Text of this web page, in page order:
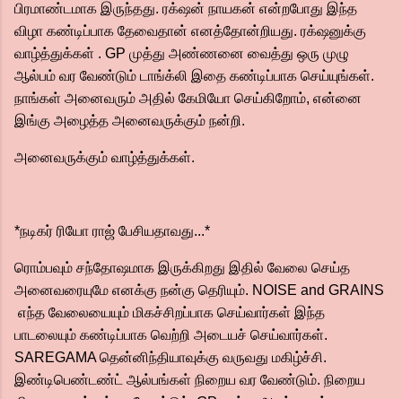
பிரமாண்டமாக இருந்தது. ரக்‌ஷன் நாயகன் என்றபோது இந்த
விழா கண்டிப்பாக தேவைதான் எனத்தோன்றியது. ரக்‌ஷனுக்கு
வாழ்த்துக்கள் . GP முத்து அண்ணனை வைத்து ஒரு முழு
ஆல்பம் வர வேண்டும் டாங்க்லி இதை கண்டிப்பாக செய்யுங்கள்.
நாங்கள் அனைவரும் அதில் கேமியோ செய்கிறோம், என்னை
இங்கு அழைத்த அனைவருக்கும் நன்றி.
அனைவருக்கும் வாழ்த்துக்கள்.
*நடிகர் ரியோ ராஜ் பேசியதாவது...*
ரொம்பவும் சந்தோஷமாக இருக்கிறது இதில் வேலை செய்த
அனைவரையுமே எனக்கு நன்கு தெரியும். NOISE and GRAINS
எந்த வேலையையும் மிகச்சிறப்பாக செய்வார்கள் இந்த
பாடலையும் கண்டிப்பாக வெற்றி அடையச் செய்வார்கள்.
SAREGAMA தென்னிந்தியாவுக்கு வருவது மகிழ்ச்சி.
இண்டிபெண்டண்ட் ஆல்பங்கள் நிறைய வர வேண்டும். நிறைய